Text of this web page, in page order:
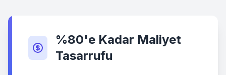
%80'e Kadar Maliyet
Tasarrufu